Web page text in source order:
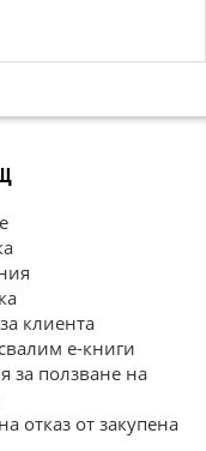
клиента
е-книги
за ползване на
отказ от закупена